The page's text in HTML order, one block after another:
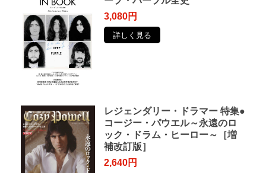
3,080円
詳しく見る
レジェンダリー・ドラマー 特集●
コージー・パウエル～永遠のロ
ック・ドラム・ヒーロー～［増
補改訂版］
2,640円